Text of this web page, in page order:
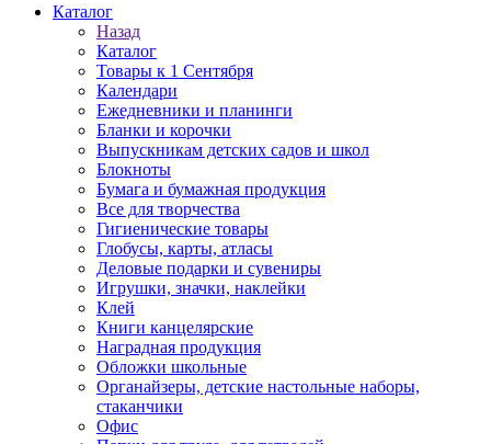
Каталог
Назад
Каталог
Товары к 1 Сентября
Календари
Ежедневники и планинги
Бланки и корочки
Выпускникам детских садов и школ
Блокноты
Бумага и бумажная продукция
Все для творчества
Гигиенические товары
Глобусы, карты, атласы
Деловые подарки и сувениры
Игрушки, значки, наклейки
Клей
Книги канцелярские
Наградная продукция
Обложки школьные
Органайзеры, детские настольные наборы,
стаканчики
Офис